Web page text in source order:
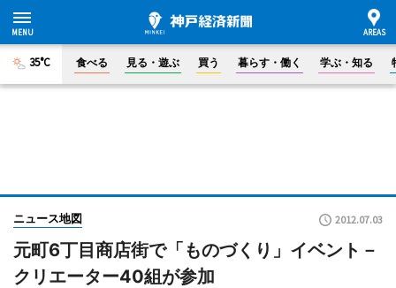
35°C 食べる 見る・遊ぶ 買う 暮らす・働く 学ぶ・知る
ニュース地図 2012.07.03
元町6丁目商店街で「ものづくり」イベント－
クリエーター40組が参加